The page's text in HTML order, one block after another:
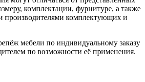
комплектации, фурнитуре, а также
производителями комплектующих и
мебели по индивидуальному заказу
по возможности её применения.